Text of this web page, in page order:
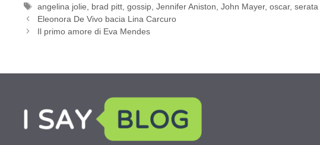
Tag
angelina jolie brad pitt ,gossip ,Jennifer Aniston ,John Mayer,oscar,serata
Eleonora De Vivo bacia Lina Carcuro
Il primo amore di Eva Mendes